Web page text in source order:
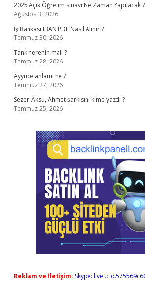
2025 Açık Öğretim sınavı Ne Zaman Yapılacak ?
Ağustos 3, 2026
İş Bankası IBAN PDF Nasıl Alınır ?
Temmuz 30, 2026
Tank nerenin malı ?
Temmuz 28, 2026
Ayyuce anlamı ne ?
Temmuz 27, 2026
Sezen Aksu, Ahmet şarkısını kime yazdı ?
Temmuz 25, 2026
Reklam ve İletişim: Skype: